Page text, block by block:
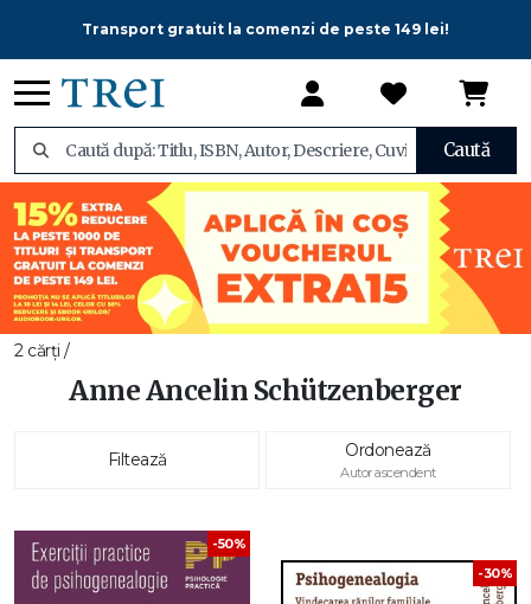
Transport gratuit la comenzi de peste 149 lei!
Caută
2 cărți /
Anne Ancelin Schützenberger
Filtează Ordonează
Autor ascendent
-50%
-30%